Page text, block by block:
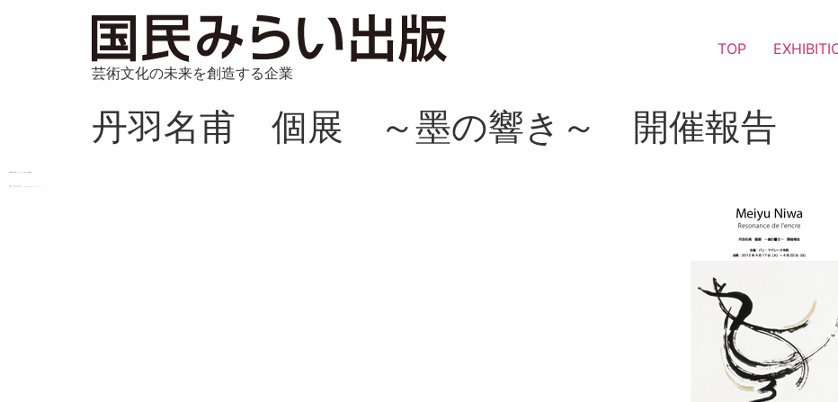
芸術文化の未来を創造する企業
TOP
丹羽名甫 個展 ～墨の響き～ 開催報告